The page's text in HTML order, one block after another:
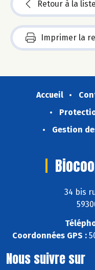
Retour à la liste
Imprimer la
Accueil
Gestion
34 bis
Coordonnées GPS :
Nous suivre sur